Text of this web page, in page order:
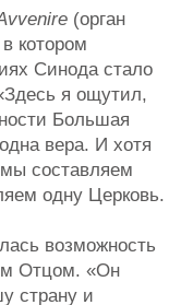
(орган
котором
Синода стало
я ощутил,
Большая
вера. И хотя
составляем
одну Церковь.
возможность
Отцом. «Он
страну и